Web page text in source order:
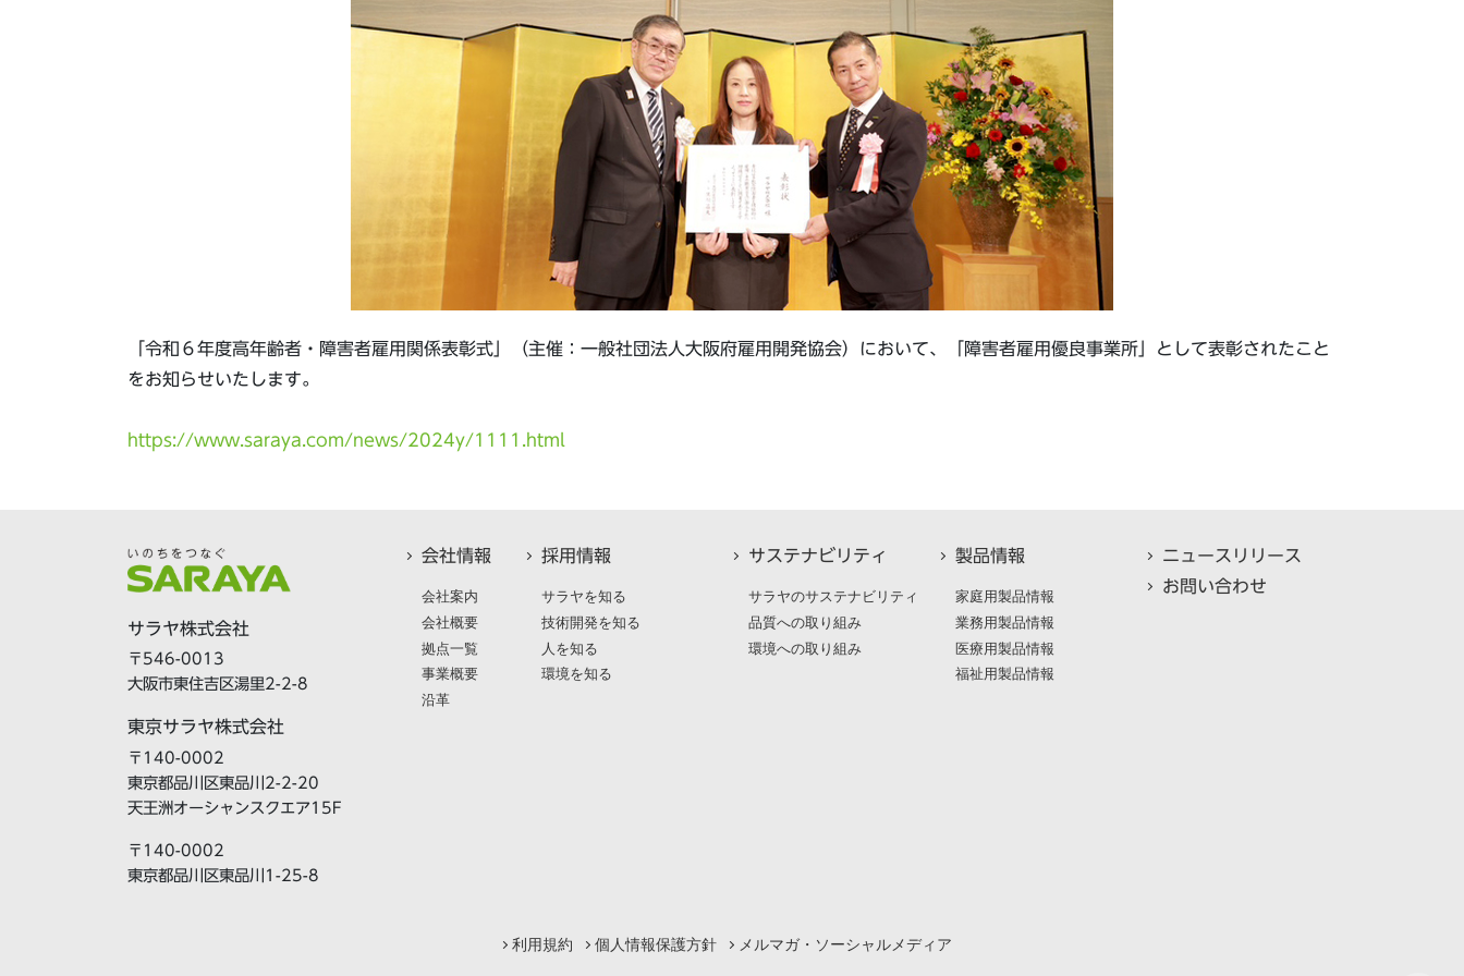
「令和６年度高年齢者・障害者雇用関係表彰式」（主催：一般社団法人大阪府雇用開発協会）において、「障害者雇用優良事業所」として表彰されたこと
をお知らせいたします。
https://www.saraya.com/news/2024y/1111.html
サラヤ株式会社
〒546-0013
大阪市東住吉区湯里2-2-8
東京サラヤ株式会社
〒140-0002
東京都品川区東品川2-2-20
天王洲オーシャンスクエア15F
〒140-0002
東京都品川区東品川1-25-8
会社情報
会社案内
会社概要
拠点一覧
事業概要
沿革
採用情報
サラヤを知る
技術開発を知る
人を知る
環境を知る
サステナビリティ
サラヤのサステナビリティ
品質への取り組み
環境への取り組み
製品情報
家庭用製品情報
業務用製品情報
医療用製品情報
福祉用製品情報
ニュースリリース
お問い合わせ
利用規約 個人情報保護方針 メルマガ・ソーシャルメディア